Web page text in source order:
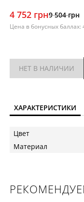
4 752 грн9 504 грн
Цена в бонусных баллах:
НЕТ В НАЛИЧИИ
ХАРАКТЕРИСТИКИ
Цвет
Материал